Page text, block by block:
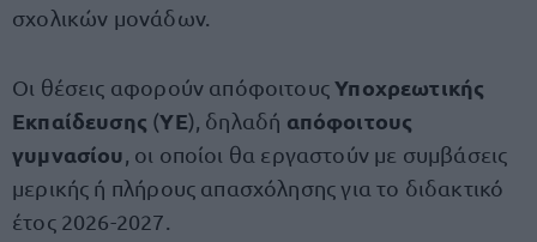
σχολικών μονάδων.
Οι θέσεις αφορούν απόφοιτουςΥποχρεωτικής
Εκπαίδευσης (ΥΕ), δηλαδή απόφοιτους
γυμνασίου , οι οποίοι θα εργαστούν με συμβάσεις
μερικής ή πλήρους απασχόλησης για το διδακτικό
έτος 2026-2027.